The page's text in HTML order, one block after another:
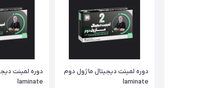
دوره لمینت دیجیتال ماژول دوم
laminate
دوره لمینت
laminate